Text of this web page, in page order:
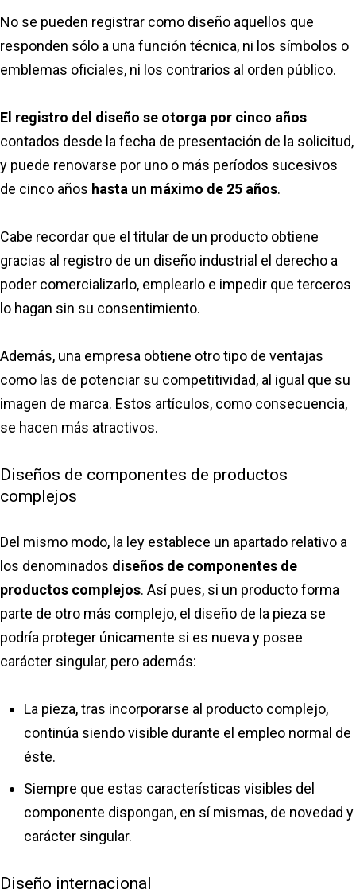
No se pueden registrar como diseño aquellos que
responden sólo a una función técnica, ni los símbolos o
emblemas oficiales, ni los contrarios al orden público.
El registro del diseño se otorga por cinco años
contados desde la fecha de presentación de la solicitud,
y puede renovarse por uno o más períodos sucesivos
de cinco años hasta un máximo de 25 años.
Cabe recordar que el titular de un producto obtiene
gracias al registro de un diseño industrial el derecho a
poder comercializarlo, emplearlo e impedir que terceros
lo hagan sin su consentimiento.
Además, una empresa obtiene otro tipo de ventajas
como las de potenciar su competitividad, al igual que su
imagen de marca. Estos artículos, como consecuencia,
se hacen más atractivos.
Diseños de componentes de productos
complejos
Del mismo modo, la ley establece un apartado relativo a
los denominados diseños de componentes de
productos complejos. Así pues, si un producto forma
parte de otro más complejo, el diseño de la pieza se
podría proteger únicamente si es nueva y posee
carácter singular, pero además:
La pieza, tras incorporarse al producto complejo,
continúa siendo visible durante el empleo normal de
éste.
Siempre que estas características visibles del
componente dispongan, en sí mismas, de novedad y
carácter singular.
Diseño internacional